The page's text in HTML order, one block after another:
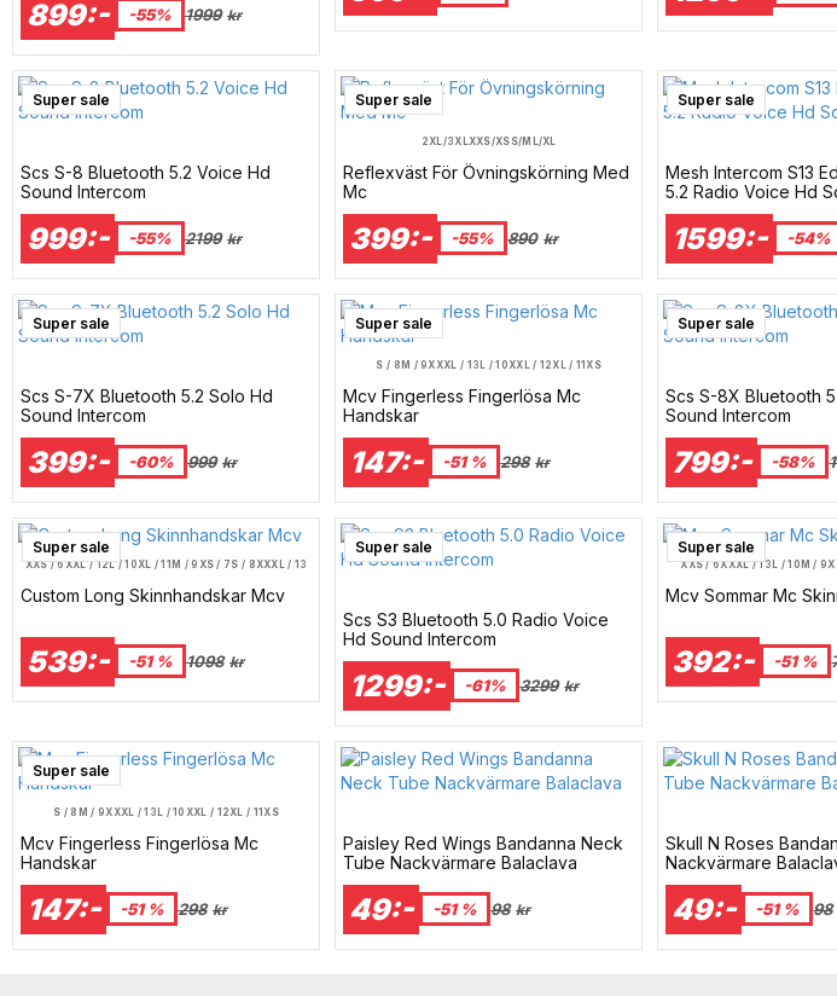
899:- -55% 1999 kr
Super sale
Scs S-8 Bluetooth 5.2 Voice Hd
Sound Intercom
999:- -55% 2199 kr
Super sale
2XL/3XLXXS/XS S/M L/XL
Reflexväst För Övningskörning Med
Mc
399:- -55% 890 kr
Super sale
Mesh Intercom S13
5.2 Radio Voice Hd
1599:- -54%
Super sale
Scs S-7X Bluetooth 5.2 Solo Hd
Sound Intercom
399:- -60% 999 kr
Super sale
S / 8 M / 9 XXXL / 13 L / 10 XXL / 12 XL / 11 XS
Mcv Fingerless Fingerlösa Mc
Handskar
147:- -51 % 298 kr
Super sale
Scs S-8X Bluetooth
Sound Intercom
799:- -58%
Super sale
XXS / 6XXL / 12L / 10 XL / 11 M / 9 XS / 7 S / 8 XXXL / 13
Custom Long Skinnhandskar Mcv
539:- -51 % 1098 kr
Super sale
Scs S3 Bluetooth 5.0 Radio Voice
Hd Sound Intercom
1299:- -61% 3299 kr
Super sale
XXS / 6XXXL / 13 L / 10 M / 9
Mcv Sommar Mc
392:- -51 %
Super sale
S / 8 M / 9 XXXL / 13 L / 10 XXL / 12 XL / 11 XS
Mcv Fingerless Fingerlösa Mc
Handskar
147:- -51 % 298 kr
Paisley Red Wings Bandanna Neck
Tube Nackvärmare Balaclava
49:- -51 % 98 kr
Skull N Roses
Nackvärmare
49:- -51 % 98